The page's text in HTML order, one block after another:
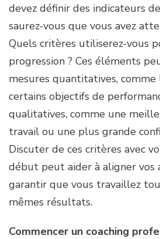
devez définir des indicateurs
saurez-vous que vous avez
Quels critères utiliserez-vous
progression ? Ces éléments
mesures quantitatives, comme
certains objectifs de
qualitatives, comme une
travail ou une plus grande
Discuter de ces critères avec
début peut aider à aligner vos
garantir que vous travaillez
mêmes résultats.
Commencer un coaching